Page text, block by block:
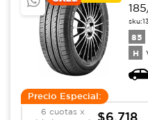
sku:
85
H
Precio Especial:
6 cuotas x
$6,718